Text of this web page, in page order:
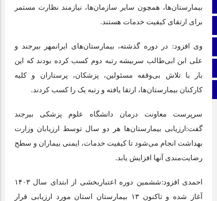
صفحه نخست
اینستاگرام
برو بالا
بیمارستان‌ها، همچون سایر سازمان‌ها، نیازمند نظارت مستمر
برای ارتقای کیفیت خدمات هستند.
وی افزود: در دوره گذشته، بیمارستان‌های ایرانمهر بیرجند و
علی ابن ابی‌طالب سربیشه رتبه دوم کسب کرده بودند که این
بار با تلاش بی‌وقفه مسئولین، پزشکان، پرستاران و کلیه
کارکنان بیمارستان‌ها، ارتقا یافته و رتبه یک را کسب کردند.
سرپرست معاونت درمان دانشگاه علوم پزشکی بیرجند
گفت:ارزیابی بیمارستان‌ها هر دو سال توسط ارزیابان وزارت
بهداشت انجام می‌شود تا کیفیت خدمات، ایمنی بیماران و سطح
رضایت‌مندی آنها افزایش یابد.
احمدی افزود:ششمین دوره اعتباربخشی از ابتدای سال ۱۴۰۳
آغاز شده و تاکنون ۱۳ بیمارستان استان مورد ارزیابی قرار